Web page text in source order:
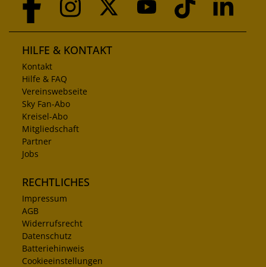
HILFE & KONTAKT
Kontakt
Hilfe & FAQ
Vereinswebseite
Sky Fan-Abo
Kreisel-Abo
Mitgliedschaft
Partner
Jobs
RECHTLICHES
Impressum
AGB
Widerrufsrecht
Datenschutz
Batteriehinweis
Cookieeinstellungen